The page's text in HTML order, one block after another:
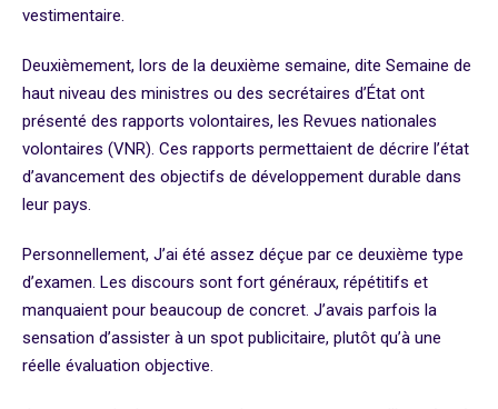
vestimentaire.
Deuxièmement, lors de la deuxième semaine, dite Semaine de
haut niveau des ministres ou des secrétaires d’État ont
présenté des rapports volontaires, les Revues nationales
volontaires (VNR). Ces rapports permettaient de décrire l’état
d’avancement des objectifs de développement durable dans
leur pays.
Personnellement, J’ai été assez déçue par ce deuxième type
d’examen. Les discours sont fort généraux, répétitifs et
manquaient pour beaucoup de concret. J’avais parfois la
sensation d’assister à un spot publicitaire, plutôt qu’à une
réelle évaluation objective.